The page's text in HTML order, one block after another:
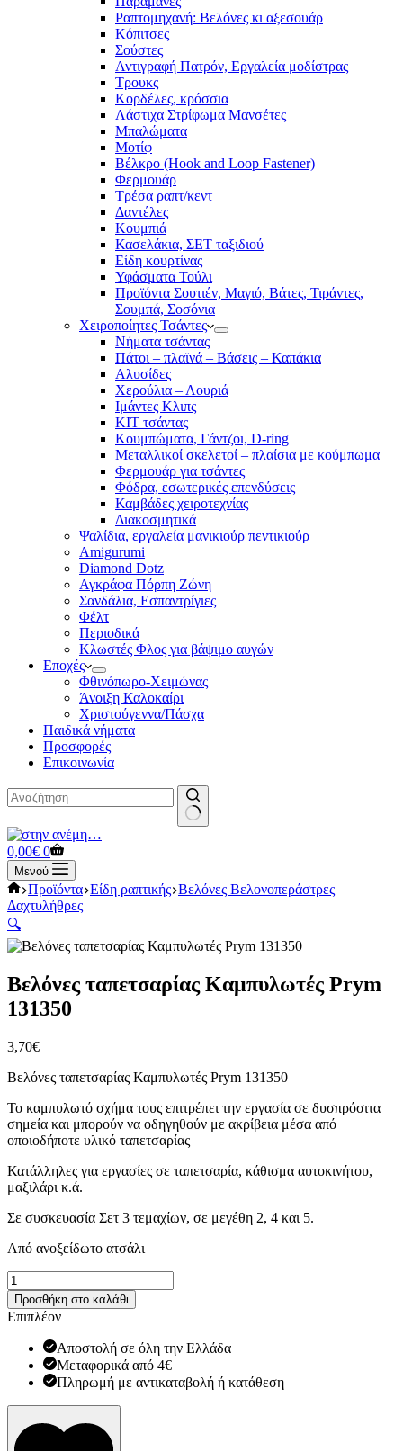
Ραπτομηχανή: Βελόνες κι αξεσουάρ
Κόπιτσες
Σούστες
Αντιγραφή Πατρόν, Εργαλεία μοδίστρας
Τρουκς
Κορδέλες, κρόσσια
Λάστιχα Στρίφωμα Μανσέτες
Μπαλώματα
Mοτίφ
Βέλκρο (Hook and Loop Fastener)
Φερμουάρ
Τρέσα ραπτ/κεντ
Δαντέλες
Κουμπιά
Κασελάκια, ΣΕΤ ταξιδιού
Είδη κουρτίνας
Υφάσματα Τούλι
Προϊόντα Σουτιέν, Μαγιό, Βάτες, Τιράντες,
Σουμπά, Σοσόνια
Χειροποίητες Τσάντες
Νήματα τσάντας
Πάτοι – πλαϊνά – Βάσεις – Καπάκια
Αλυσίδες
Χερούλια – Λουριά
Ιμάντες Κλιπς
ΚΙΤ τσάντας
Κουμπώματα, Γάντζοι, D-ring
Μεταλλικοί σκελετοί – πλαίσια με κούμπωμα
Φερμουάρ για τσάντες
Φόδρα, εσωτερικές επενδύσεις
Καμβάδες χειροτεχνίας
Διακοσμητικά
Ψαλίδια, εργαλεία μανικιούρ πεντικιούρ
Amigurumi
Diamond Dotz
Αγκράφα Πόρπη Ζώνη
Σανδάλια, Εσπαντρίγιες
Φέλτ
Περιοδικά
Κλωστές Φλος για βάψιμο αυγών
Εποχές
Φθινόπωρο-Χειμώνας
Άνοιξη Καλοκαίρι
Χριστούγεννα/Πάσχα
Παιδικά νήματα
Προσφορές
Επικοινωνία
No
results
Καλάθι
Αγορών
0,00€ 0
Μενού
Αρχική
σελίδα
Προϊόντα Είδη ραπτικής Βελόνες Βελονοπεράστρες
Δαχτυλήθρες
🔍
Βελόνες ταπετσαρίας Καμπυλωτές Prym
131350
3,70€
Βελόνες ταπετσαρίας Καμπυλωτές Prym 131350
Το καμπυλωτό σχήμα τους επιτρέπει την εργασία σε δυσπρόσιτα
σημεία και μπορούν να οδηγηθούν με ακρίβεια μέσα από
οποιοδήποτε υλικό ταπετσαρίας
Κατάλληλες για εργασίες σε ταπετσαρία, κάθισμα αυτοκινήτου,
μαξιλάρι κ.ά.
Σε συσκευασία Σετ 3 τεμαχίων, σε μεγέθη 2, 4 και 5.
Από ανοξείδωτο ατσάλι
Βελόνες
ταπετσαρίας
Καμπυλωτές
Prym
131350
ποσότητα
Προσθήκη στο καλάθι
Επιπλέον
Αποστολή σε όλη την Ελλάδα
Μεταφορικά από 4€
Πληρωμή με αντικαταβολή ή κατάθεση